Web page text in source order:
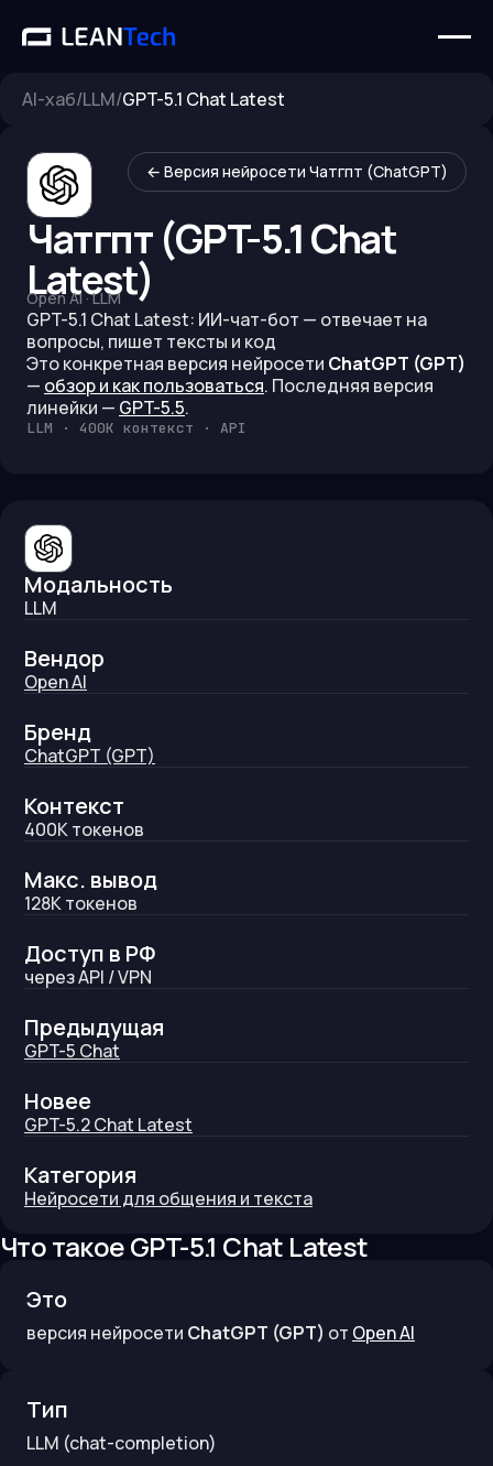
AI-хаб/LLM/GPT-5.1 Chat Latest
← Версия нейросети Чатгпт (ChatGPT)
Чатгпт (GPT-5.1 Chat
Latest)
Open AI ·LLM
GPT-5.1 Chat Latest: ИИ-чат-бот — отвечает на
вопросы, пишет тексты и код
Это конкретная версия нейросети ChatGPT (GPT)
— обзор и как пользоваться. Последняя версия
линейки — GPT-5.5.
LLM · 400K контекст · API
Модальность
LLM
Вендор
Open AI
Бренд
ChatGPT (GPT)
Контекст
400Kтокенов
Макс. вывод
128Kтокенов
Доступ в РФ
через API / VPN
Предыдущая
GPT-5 Chat
Новее
GPT-5.2 Chat Latest
Категория
Нейросети для общения и текста
Что такоеGPT-5.1 Chat Latest
Это
версия нейросети ChatGPT (GPT) от Open AI
Тип
LLM (chat-completion)